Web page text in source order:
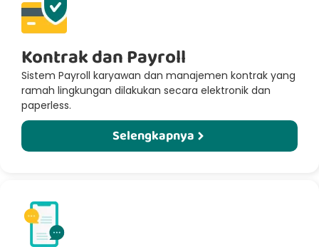
Kontrak dan Payroll​
Sistem Payroll karyawan dan manajemen kontrak yang
ramah lingkungan dilakukan secara elektronik dan
paperless.
Selengkapnya